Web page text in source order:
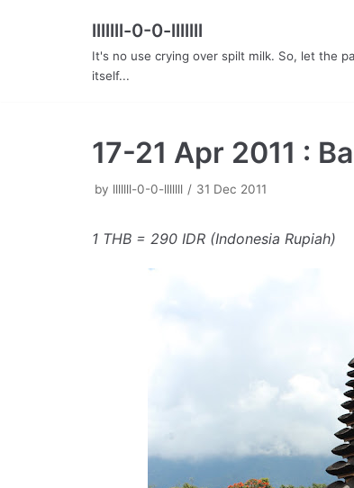
lllllll-0-0-lllllll
It's no use crying over spilt milk. So, let the
itself...
17-21 Apr 2011 :
by lllllll-0-0-lllllll 31 Dec 2011
1 THB = 290 IDR (Indonesia Rupiah)